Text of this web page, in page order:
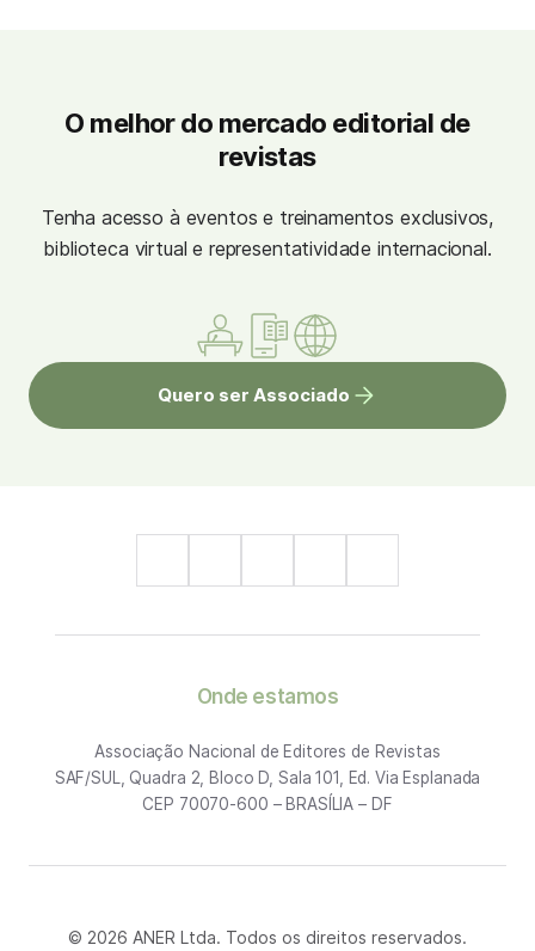
O melhor do mercado editorial de
revistas
Tenha acesso à eventos e treinamentos exclusivos,
biblioteca virtual e representatividade internacional.
Quero ser Associado
Onde estamos
Associação Nacional de Editores de Revistas
SAF/SUL, Quadra 2, Bloco D, Sala 101, Ed. Via Esplanada
CEP 70070-600 – BRASÍLIA – DF
© 2026 ANER Ltda. Todos os direitos reservados.